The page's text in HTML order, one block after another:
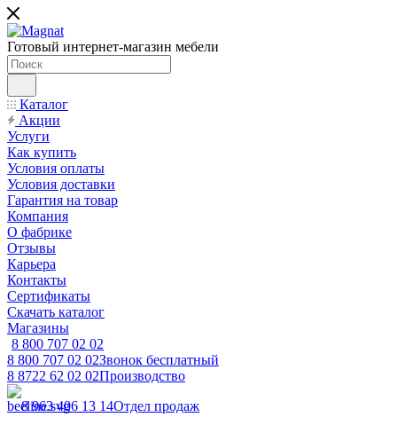
Готовый интернет-магазин мебели
Каталог
Акции
Услуги
Как купить
Условия оплаты
Условия доставки
Гарантия на товар
Компания
О фабрике
Отзывы
Карьера
Контакты
Сертификаты
Скачать каталог
Магазины
8 800 707 02 02
8 800 707 02 02Звонок бесплатный
8 8722 62 02 02Производство
8 963 406 13 14Отдел продаж